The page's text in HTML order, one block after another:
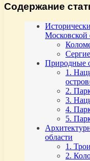
Содержание
Московской
Природные
1.
2.
3.
4.
5.
области
1.
2.